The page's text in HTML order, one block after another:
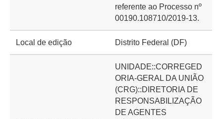
referente ao Processo nº
00190.108710/2019-13.
Local de edição Distrito Federal (DF)
UNIDADE::CORREGED
ORIA-GERAL DA UNIÃO
(CRG)::DIRETORIA DE
RESPONSABILIZAÇÃO
DE AGENTES